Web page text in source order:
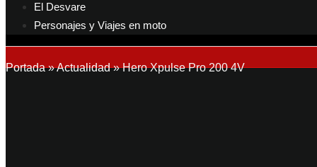
El Desvare
Personajes y Viajes en moto
Portada»Actualidad»Hero Xpulse Pro 200 4V